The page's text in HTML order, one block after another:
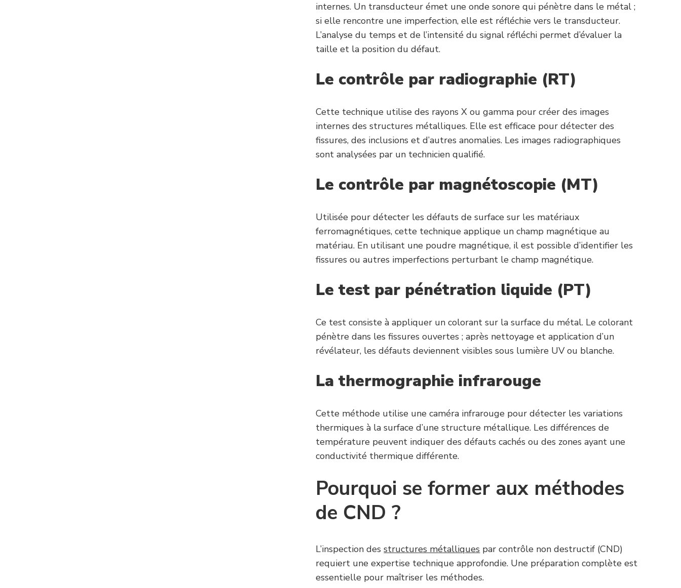
internes. Un transducteur émet une onde sonore qui pénètre dans le métal ;
si elle rencontre une imperfection, elle est réfléchie vers le transducteur.
L’analyse du temps et de l’intensité du signal réfléchi permet d’évaluer la
taille et la position du défaut.
Le contrôle par radiographie (RT)
Cette technique utilise des rayons X ou gamma pour créer des images
internes des structures métalliques. Elle est efficace pour détecter des
fissures, des inclusions et d’autres anomalies. Les images radiographiques
sont analysées par un technicien qualifié.
Le contrôle par magnétoscopie (MT)
Utilisée pour détecter les défauts de surface sur les matériaux
ferromagnétiques, cette technique applique un champ magnétique au
matériau. En utilisant une poudre magnétique, il est possible d’identifier les
fissures ou autres imperfections perturbant le champ magnétique.
Le test par pénétration liquide (PT)
Ce test consiste à appliquer un colorant sur la surface du métal. Le colorant
pénètre dans les fissures ouvertes ; après nettoyage et application d’un
révélateur, les défauts deviennent visibles sous lumière UV ou blanche.
La thermographie infrarouge
Cette méthode utilise une caméra infrarouge pour détecter les variations
thermiques à la surface d’une structure métallique. Les différences de
température peuvent indiquer des défauts cachés ou des zones ayant une
conductivité thermique différente.
Pourquoi se former aux méthodes
de CND ?
L’inspection desstructures métalliques par contrôle non destructif (CND)
requiert une expertise technique approfondie. Une préparation complète est
essentielle pour maîtriser les méthodes.